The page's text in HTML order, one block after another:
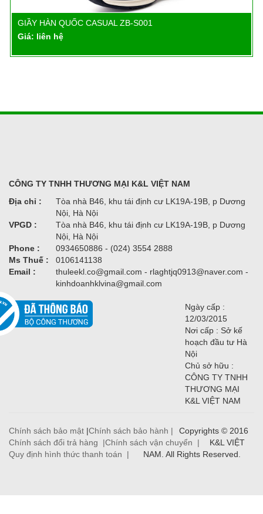
Chi tiết
GIẦY HÀN QUỐC CASUAL ZB-S001
Giá: liên hệ
CÔNG TY TNHH THƯƠNG MẠI K&L VIỆT NAM
Địa chỉ :
Tòa nhà B46, khu tái định cư LK19A-19B, p Dương
Nội, Hà Nội
VPGD :
Tòa nhà B46, khu tái định cư LK19A-19B, p Dương
Nội, Hà Nội
Phone :
0934650886 - (024) 3554 2888
Ms Thuế :
0106141138
Email :
thuleekl.co@gmail.com - rlaghtjq0913@naver.com -
kinhdoanhklvina@gmail.com
Ngày cấp :
12/03/2015
Nơi cấp : Sở kế
hoạch đầu tư Hà
Nội
Chủ sở hữu :
CÔNG TY TNHH
THƯƠNG MẠI
K&L VIỆT NAM
Chính sách bảo mật |Chính sách bảo hành |
Chính sách đổi trả hàng |Chính sách vận chuyển |
Quy định hình thức thanh toán |
Copyrights © 2016
K&L VIỆT
NAM. All Rights Reserved.